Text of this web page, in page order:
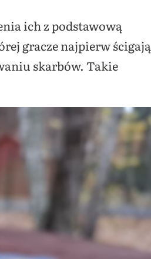
ich z podstawową
gracze najpierw ścigają
skarbów. Takie